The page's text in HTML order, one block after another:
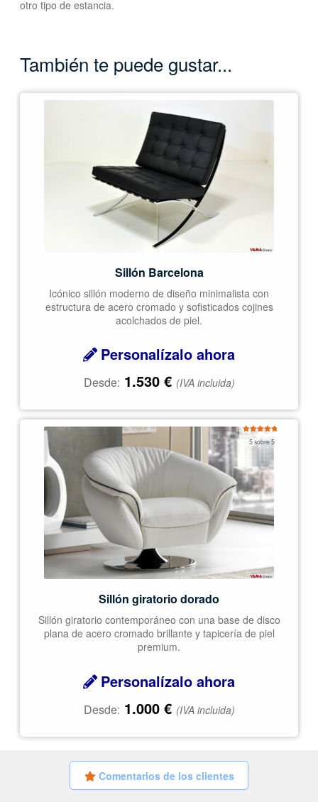
otro tipo de estancia.
También te puede gustar...
Sillón Barcelona
Icónico sillón moderno de diseño minimalista con
estructura de acero cromado y sofisticados cojines
acolchados de piel.
Personalízalo ahora
Desde: 1.530 € (IVA incluida)
con5.00
5 sobre 5
Sillón giratorio dorado
Sillón giratorio contemporáneo con una base de disco
plana de acero cromado brillante y tapicería de piel
premium.
Personalízalo ahora
Desde: 1.000 € (IVA incluida)
Comentarios de los clientes